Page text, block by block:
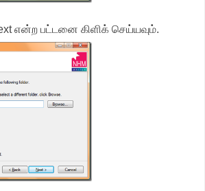
என்ற பட்டனை கிளிக் செய்யவும்.